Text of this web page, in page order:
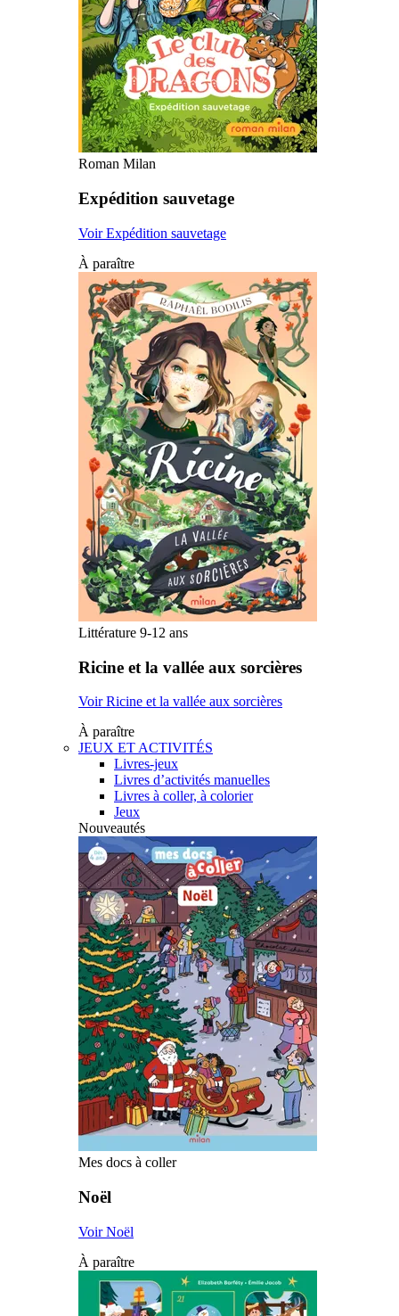
Roman Milan
Expédition sauvetage
Voir Expédition sauvetage
À paraître
Littérature 9-12 ans
Ricine et la vallée aux sorcières
Voir Ricine et la vallée aux sorcières
À paraître
JEUX ET ACTIVITÉS
Livres-jeux
Livres d’activités manuelles
Livres à coller, à colorier
Jeux
Nouveautés
Mes docs à coller
Noël
Voir Noël
À paraître